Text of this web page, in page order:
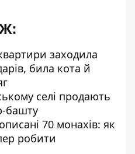
заходила
била кота й
селі продають
башту
70 монахів: як
робити